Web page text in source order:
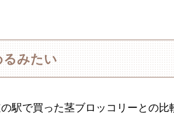
みたい
駅で買った茎ブロッコリーとの比